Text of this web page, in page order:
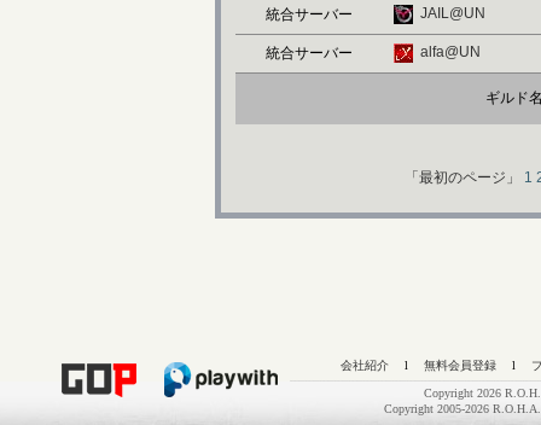
統合サーバー JAIL@UN
統合サーバー alfa@UN
ギルド
「最初のページ」 1
会社紹介 l 無料会員登録 l
Copyright 2026
Copyright 2005-2026